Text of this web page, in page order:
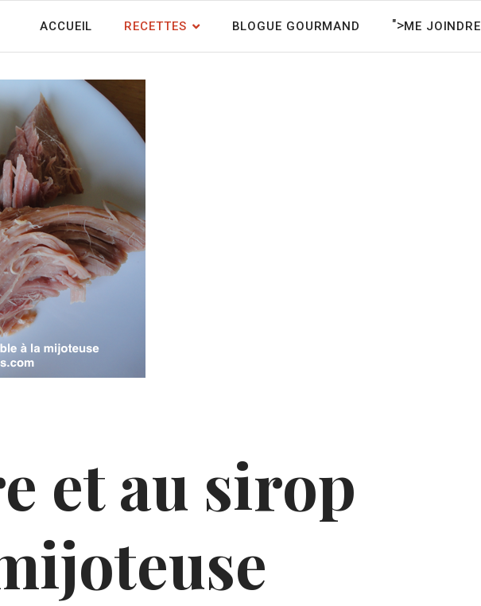
ACCUEIL RECETTES BLOGUE GOURMAND ">ME JOINDRE
et au sirop